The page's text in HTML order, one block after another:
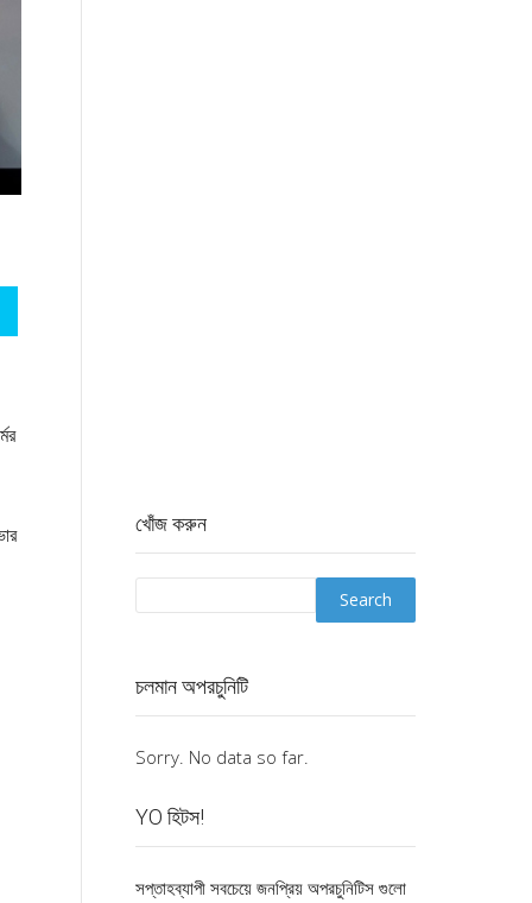
খোঁজ করুন
চলমান অপরচুনিটি
Sorry. No data so far.
YO হিটস!
সপ্তাহব্যাপী সবচেয়ে জনপ্রিয় অপরচুনিটিস গুলো